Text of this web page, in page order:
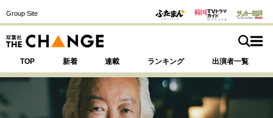
Group Site
TOP 新着 連載 ランキング 出演者一覧